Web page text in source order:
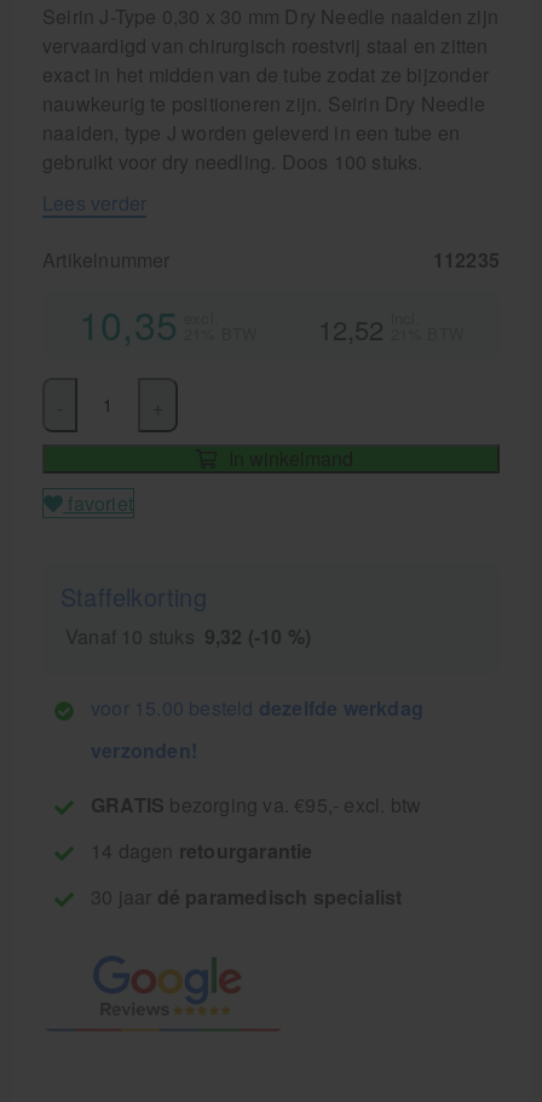
Seirin J-Type 0,30 x 30 mm Dry Needle naalden zijn
vervaardigd van chirurgisch roestvrij staal en zitten
exact in het midden van de tube zodat ze bijzonder
nauwkeurig te positioneren zijn. Seirin Dry Needle
naalden, type J worden geleverd in een tube en
gebruikt voor dry needling. Doos 100 stuks.
Lees verder
Artikelnummer 112235
10,35 12,52
In winkelmand
favoriet
Staffelkorting
Vanaf 10 stuks 9,32 (-10 %)
voor 15.00 besteld dezelfde werkdag
verzonden!
GRATIS bezorging va. €95,- excl. btw
14 dagen retourgarantie
30 jaar dé paramedisch specialist